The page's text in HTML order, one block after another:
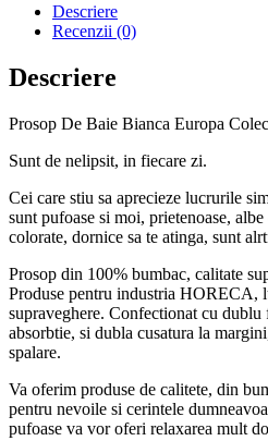
Descriere
Recenzii (0)
Descriere
Prosop De Baie Bianca Europa
Sunt de nelipsit, in fiecare zi.
Cei care stiu sa aprecieze lucrurile
sunt pufoase si moi, prietenoase,
colorate, dornice sa te atinga, sunt
Prosop din 100% bumbac, calitate
Produse pentru industria HORECA,
supraveghere. Confectionat cu dublu
absorbtie, si dubla cusatura la
spalare.
Va oferim produse de calitete, din
pentru nevoile si cerintele
pufoase va vor oferi relaxarea mult